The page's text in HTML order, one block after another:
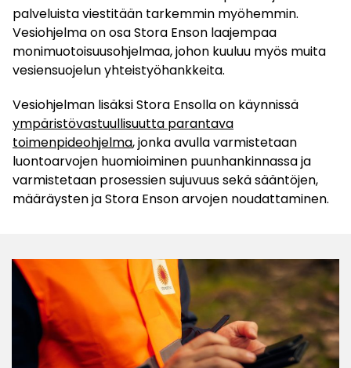
palveluista viestitään tarkemmin myöhemmin.
Vesiohjelma on osa Stora Enson laajempaa
monimuotoisuusohjelmaa, johon kuuluu myös muita
vesiensuojelun yhteistyöhankkeita.
Vesiohjelman lisäksi Stora Ensolla on käynnissä
ympäristövastuullisuutta parantava
toimenpideohjelma, jonka avulla varmistetaan
luontoarvojen huomioiminen puunhankinnassa ja
varmistetaan prosessien sujuvuus sekä sääntöjen,
määräysten ja Stora Enson arvojen noudattaminen.